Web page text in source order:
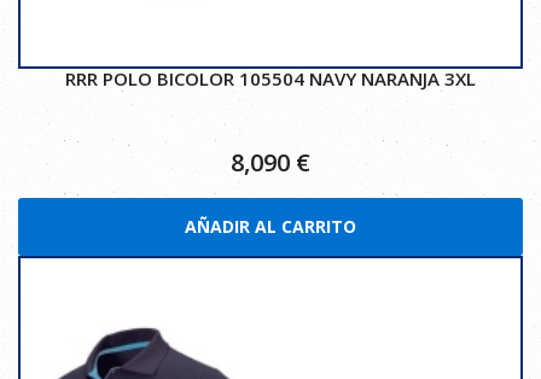
RRR POLO BICOLOR 105504 NAVY NARANJA 3XL
8,090 €
AÑADIR AL CARRITO